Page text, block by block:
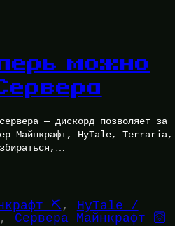
можно
— дискорд позволяет за
Майнкрафт, HyTale, Terraria,
⛏️ , HyTale /
, Сервера Майнкрафт 🛜